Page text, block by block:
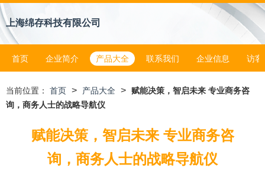
上海绵存科技有限公司
首页 企业简介 产品大全 联系我们 企业信息 访客
当前位置： 首页 > 产品大全 > 赋能决策，智启未来 专业商务咨
询，商务人士的战略导航仪
赋能决策，智启未来 专业商务咨
询，商务人士的战略导航仪